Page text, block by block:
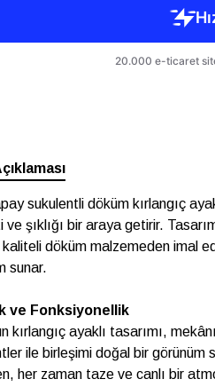
sukulentli döküm kırlangıç
ve şıklığı bir araya getirir.
döküm malzemeden imal
sunar.
ve Fonksiyonellik
kırlangıç ayaklı tasarımı,
ile birleşimi doğal bir görünüm
her zaman taze ve canlı bir